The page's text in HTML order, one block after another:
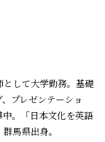
して大学勤務。基礎
プレゼンテーショ
。「日本文化を英語
馬県出身。